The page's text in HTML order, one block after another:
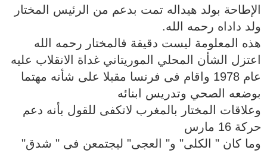
الإطاحة بولد هيداله تمت بدعم من الرئيس المختار
ولد داداه رحمه الله.
هذه المعلومة ليست دقيقة فالمختار رحمه الله
اعتزل الشأن المحلي الموريتاني غداة الانقلاب عليه
عام 1978 واقام فى فرنسا مقبلا على شأنه مهتما
بوضعه الصحي وتدريس ابنائه
وعلاقات المختار بالمغرب لاتكفى للقول بأنه دعم
حركة 16 مارس
وما كان " الكلى" و" العجى" ليجتمعن فى " شدق"